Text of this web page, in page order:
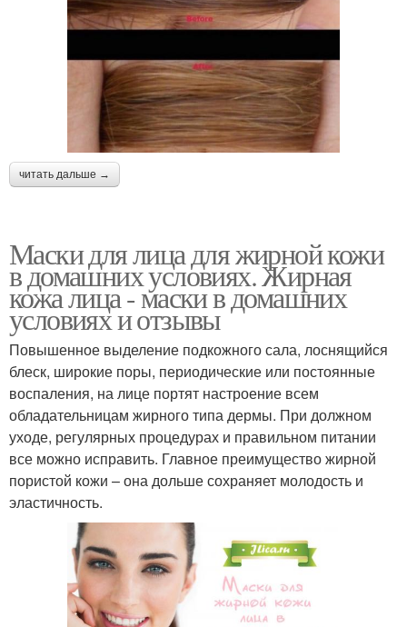
читать дальше →
Маски для лица для жирной кожи
в домашних условиях. Жирная
кожа лица - маски в домашних
условиях и отзывы
Повышенное выделение подкожного сала, лоснящийся
блеск, широкие поры, периодические или постоянные
воспаления, на лице портят настроение всем
обладательницам жирного типа дермы. При должном
уходе, регулярных процедурах и правильном питании
все можно исправить. Главное преимущество жирной
пористой кожи – она дольше сохраняет молодость и
эластичность.